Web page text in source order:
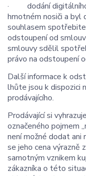
· dodání digitálního
hmotném nosiči a byl
souhlasem
odstoupení od
smlouvy sdělil
právo na odstoupení
Další informace k
lhůte jsou k dispozici
prodávajícího.
Prodávající si
označeného pojmem
není možné dodat ani
se jeho cena výrazně
samotným vznikem
zákazníka o této